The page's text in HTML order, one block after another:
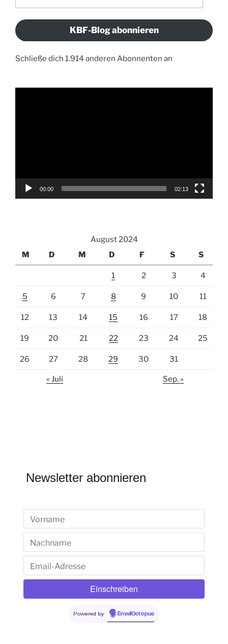
KBF-Blog abonnieren
Schließe dich 1.914 anderen Abonnenten an
00:00 02:13
August 2024
M
D M D F S S
1 2 3 4
5 6 7 8 9 10 11
12 13 14 15 16 17 18
19 20 21 22 23 24 25
26 27 28 29 30 31
« Juli Sep. »
Newsletter abonnieren
Powered by EmailOctopus